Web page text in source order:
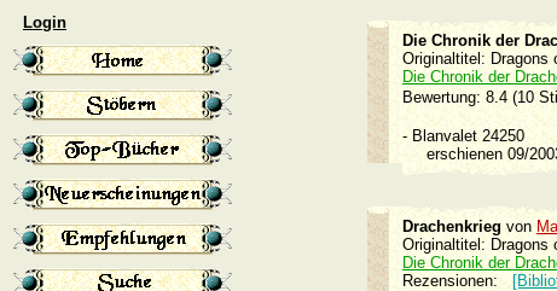
Login
Die Chronik der
Originaltitel:
Die Chronik der
Bewertung: 8.4 (10
- Blanvalet 24250
erschienen 09/
Drachenkriegvon
Originaltitel:
Die Chronik der
Rezensionen: